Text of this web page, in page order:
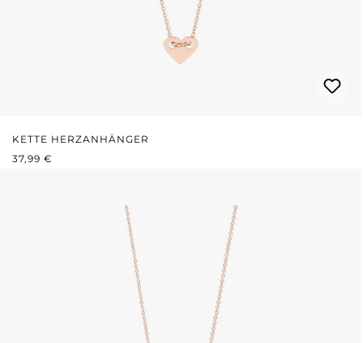
KETTE HERZANHÄNGER
REGULÄRER PREIS:
37,99 €